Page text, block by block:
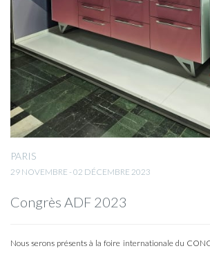
PARIS
29 NOVEMBRE - 02 DÉCEMBRE 2023
Congrès ADF 2023
Nous serons présents à la foire internationale du